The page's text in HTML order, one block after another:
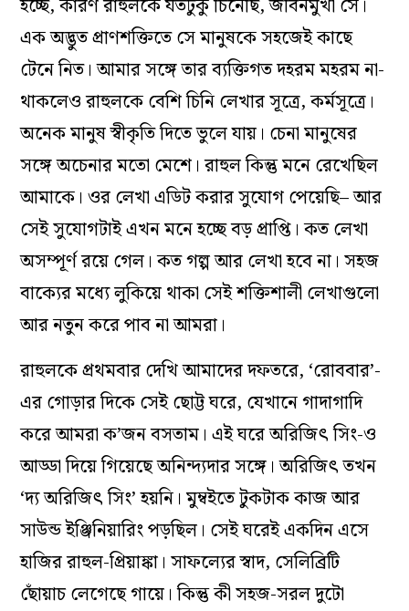
হচ্ছে, কারণ রাহুলকে যতটুকু চিনেছি, জীবনমুখী সে।
এক অদ্ভুত প্রাণশক্তিতে সে মানুষকে সহজেই কাছে
টেনে নিত। আমার সঙ্গে তার ব‌্যক্তিগত দহরম মহরম না-
থাকলেও রাহুলকে বেশি চিনি লেখার সূত্রে, কর্মসূত্রে।
অনেক মানুষ স্বীকৃতি দিতে ভুলে যায়। চেনা মানুষের
সঙ্গে অচেনার মতো মেশে। রাহুল কিন্তু মনে রেখেছিল
আমাকে। ওর লেখা এডিট করার সুযোগ পেয়েছি– আর
সেই সুযোগটাই এখন মনে হচ্ছে বড় প্রাপ্তি। কত লেখা
অসম্পূর্ণ রয়ে গেল। কত গল্প আর লেখা হবে না। সহজ
বাক্যের মধ্যে লুকিয়ে থাকা সেই শক্তিশালী লেখাগুলো
আর নতুন করে পাব না আমরা।
রাহুলকে প্রথমবার দেখি আমাদের দফতরে, ‘রোববার’-
এর গোড়ার দিকে সেই ছোট্ট ঘরে, যেখানে গাদাগাদি
করে আমরা ক’জন বসতাম। এই ঘরে অরিজিৎ সিং-ও
আড্ডা দিয়ে গিয়েছে অনিন্দ‌্যদার সঙ্গে। অরিজিৎ তখন
‘দ‌্য অরিজিৎ সিং’ হয়নি। মুম্বইতে টুকটাক কাজ আর
সাউন্ড ইঞ্জিনিয়ারিং পড়ছিল। সেই ঘরেই একদিন এসে
হাজির রাহুল-প্রিয়াঙ্কা। সাফল্যের স্বাদ, সেলিব্রিটি
ছোঁয়াচ লেগেছে গায়ে। কিন্তু কী সহজ-সরল দুটো